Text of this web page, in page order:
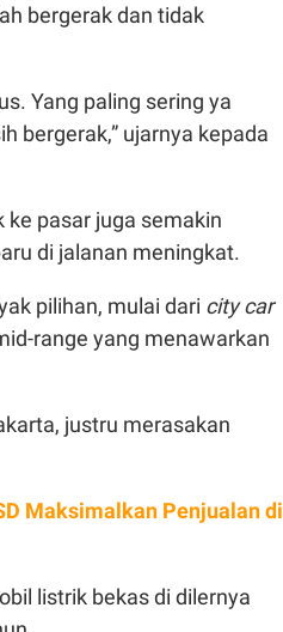
bergerak dan tidak
Yang paling sering ya
bergerak,” ujarnya kepada
pasar juga semakin
di jalanan meningkat.
pilihan, mulai dari city car
range yang menawarkan
justru merasakan
Maksimalkan Penjualan di
listrik bekas di dilernya